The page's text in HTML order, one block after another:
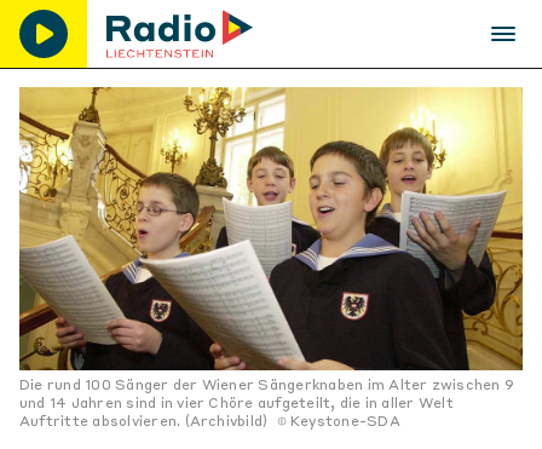
Die rund 100 Sänger der Wiener Sängerknaben im Alter zwischen 9
und 14 Jahren sind in vier Chöre aufgeteilt, die in aller Welt
Auftritte absolvieren. (Archivbild)
Keystone-SDA